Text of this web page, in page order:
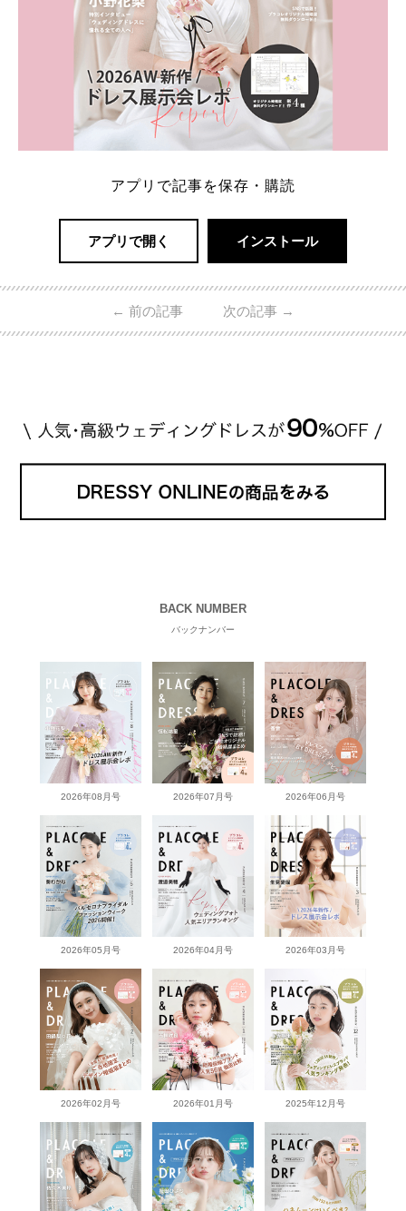
アプリで記事を保存・購読
アプリで開く インストール
← 前の記事 次の記事 →
BACK NUMBER
バックナンバー
2026年08月号 2026年07月号 2026年06月号
2026年05月号 2026年04月号 2026年03月号
2026年02月号 2026年01月号 2025年12月号